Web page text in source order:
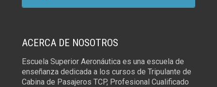
ACERCA DE NOSOTROS
Escuela Superior Aeronáutica es una escuela de
enseñanza dedicada a los cursos de Tripulante de
Cabina de Pasajeros TCP, Profesional Cualificado